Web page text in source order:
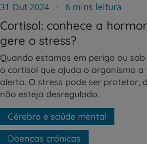
31 Out 2024 6 mins leitura
Cortisol: conhece a
gere o stress?
Quando estamos em perigo ou
o cortisol que ajuda o organismo a
alerta. O stress pode ser protetor,
não esteja desregulado.
Cérebro e saúde mental
Doenças crónicas